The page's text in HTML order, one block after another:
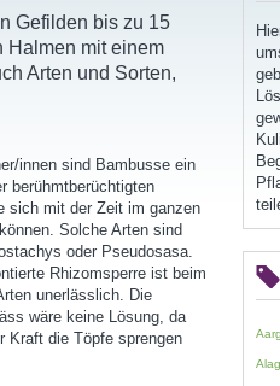
Gefilden bis zu 15
Halmen mit einem
Arten und Sorten,
innen sind Bambusse ein
berühmtberüchtigten
sich mit der Zeit im ganzen
Solche Arten sind
oder Pseudosasa.
Rhizomsperre ist beim
unerlässlich. Die
wäre keine Lösung, da
Kraft die Töpfe sprengen